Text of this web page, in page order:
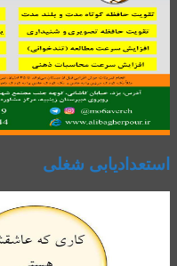
استعدادیابی شغلی